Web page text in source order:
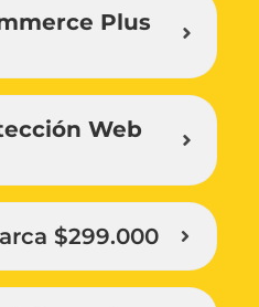
Plus
Web
$299.000